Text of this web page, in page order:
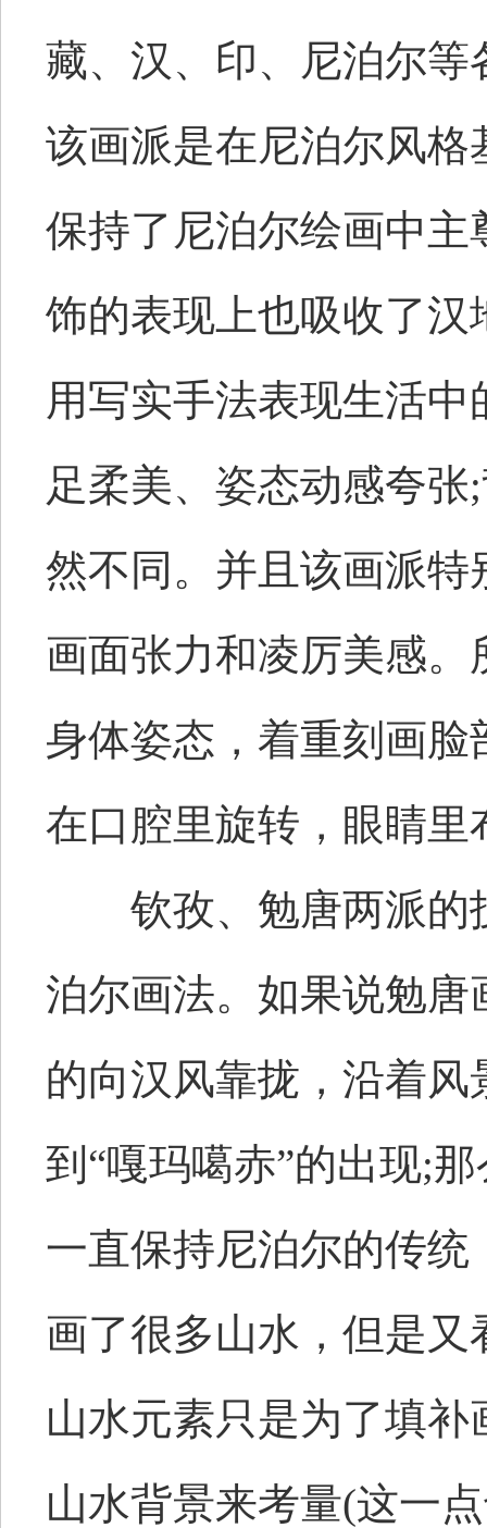
藏、汉、印、尼泊尔
该画派是在尼泊尔风
保持了尼泊尔绘画中
饰的表现上也吸收了
用写实手法表现生活
足柔美、姿态动感夸
然不同。并且该画派
画面张力和凌厉美感
身体姿态，着重刻画
在口腔里旋转，眼睛
钦孜、勉唐两派的
泊尔画法。如果说勉
的向汉风靠拢，沿着
到“嘎玛噶赤”的出现;
一直保持尼泊尔的传
画了很多山水，但是
山水元素只是为了填
山水背景来考量(这一